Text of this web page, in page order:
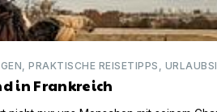
PRAKTISCHE REISETIPPS,
in Frankreich